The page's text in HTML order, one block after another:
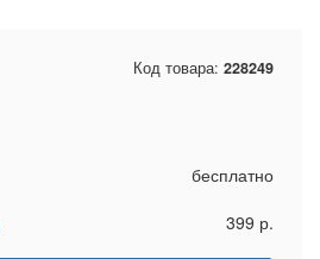
Код товара: 228249
бесплатно
399 р.